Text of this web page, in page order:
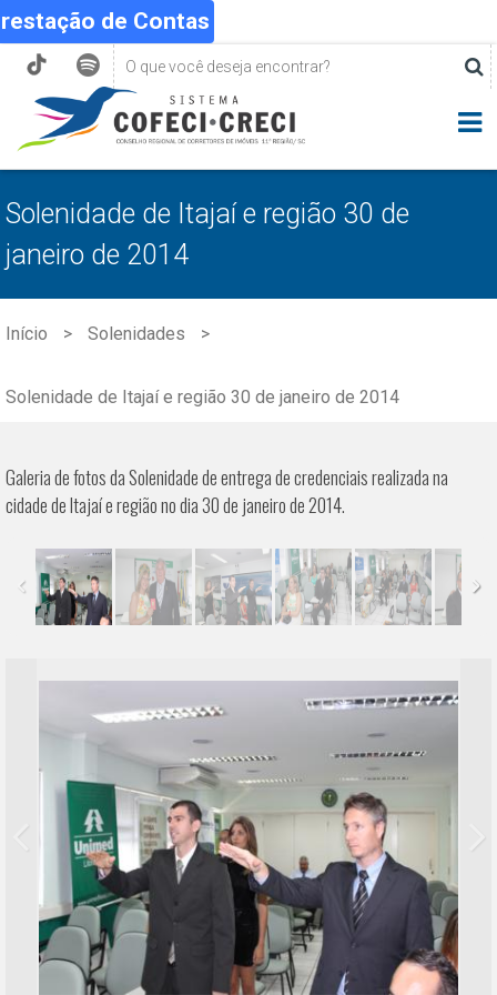
de Contas
Solenidade de Itajaí e região 30 de
janeiro de 2014
Início Solenidades
Solenidade de Itajaí e região 30 de janeiro de 2014
Galeria de fotos da Solenidade de entrega de credenciais realizada na
cidade de Itajaí e região no dia 30 de janeiro de 2014.